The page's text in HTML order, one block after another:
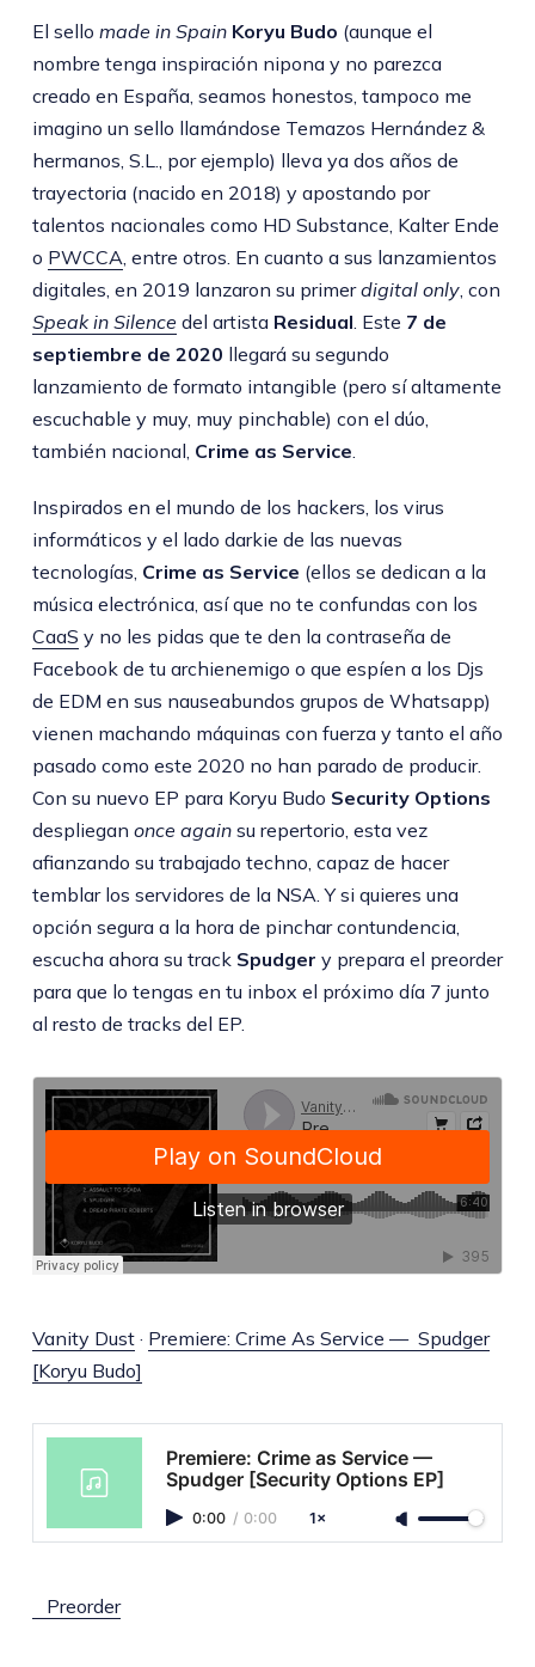
El sello made in Spain Koryu Budo (aunque el
nombre tenga inspiración nipona y no parezca
creado en España, seamos honestos, tampoco me
imagino un sello llamándose Temazos Hernández &
hermanos, S.L., por ejemplo) lleva ya dos años de
trayectoria (nacido en 2018) y apostando por
talentos nacionales como HD Substance, Kalter Ende
o PWCCA , entre otros. En cuanto a sus lanzamientos
digitales, en 2019 lanzaron su primerdigital only, con
Speak in Silence del artista Residual . Este 7 de
septiembre de 2020 llegará su segundo
lanzamiento de formato intangible (pero sí altamente
escuchable y muy, muy pinchable) con el dúo,
también nacional, Crime as Service
Inspirados en el mundo de los hackers, los virus
informáticos y el lado darkie de las nuevas
tecnologías, Crime as Service (ellos se dedican a la
música electrónica, así que no te confundas con los
CaaS y no les pidas que te den la contraseña de
Facebook de tu archienemigo o que espíen a los Djs
de EDM en sus nauseabundos grupos de Whatsapp)
vienen machando máquinas con fuerza y tanto el año
pasado como este 2020 no han parado de producir.
Con su nuevo EP para Koryu Budo Security Options
despliegan once againsu repertorio, esta vez
afianzando su trabajado techno, capaz de hacer
temblar los servidores de la NSA. Y si quieres una
opción segura a la hora de pinchar contundencia,
escucha ahora su track Spudger y prepara el preorder
para que lo tengas en tu inbox el próximo día 7 junto
al resto de tracks del EP.
Vanity Dust· Premiere: Crime As Service — Spudger
[Koryu Budo]
Premiere: Crime as Service —
Spudger [Security Options EP]
0:00 / 0:00 1×
Preorder